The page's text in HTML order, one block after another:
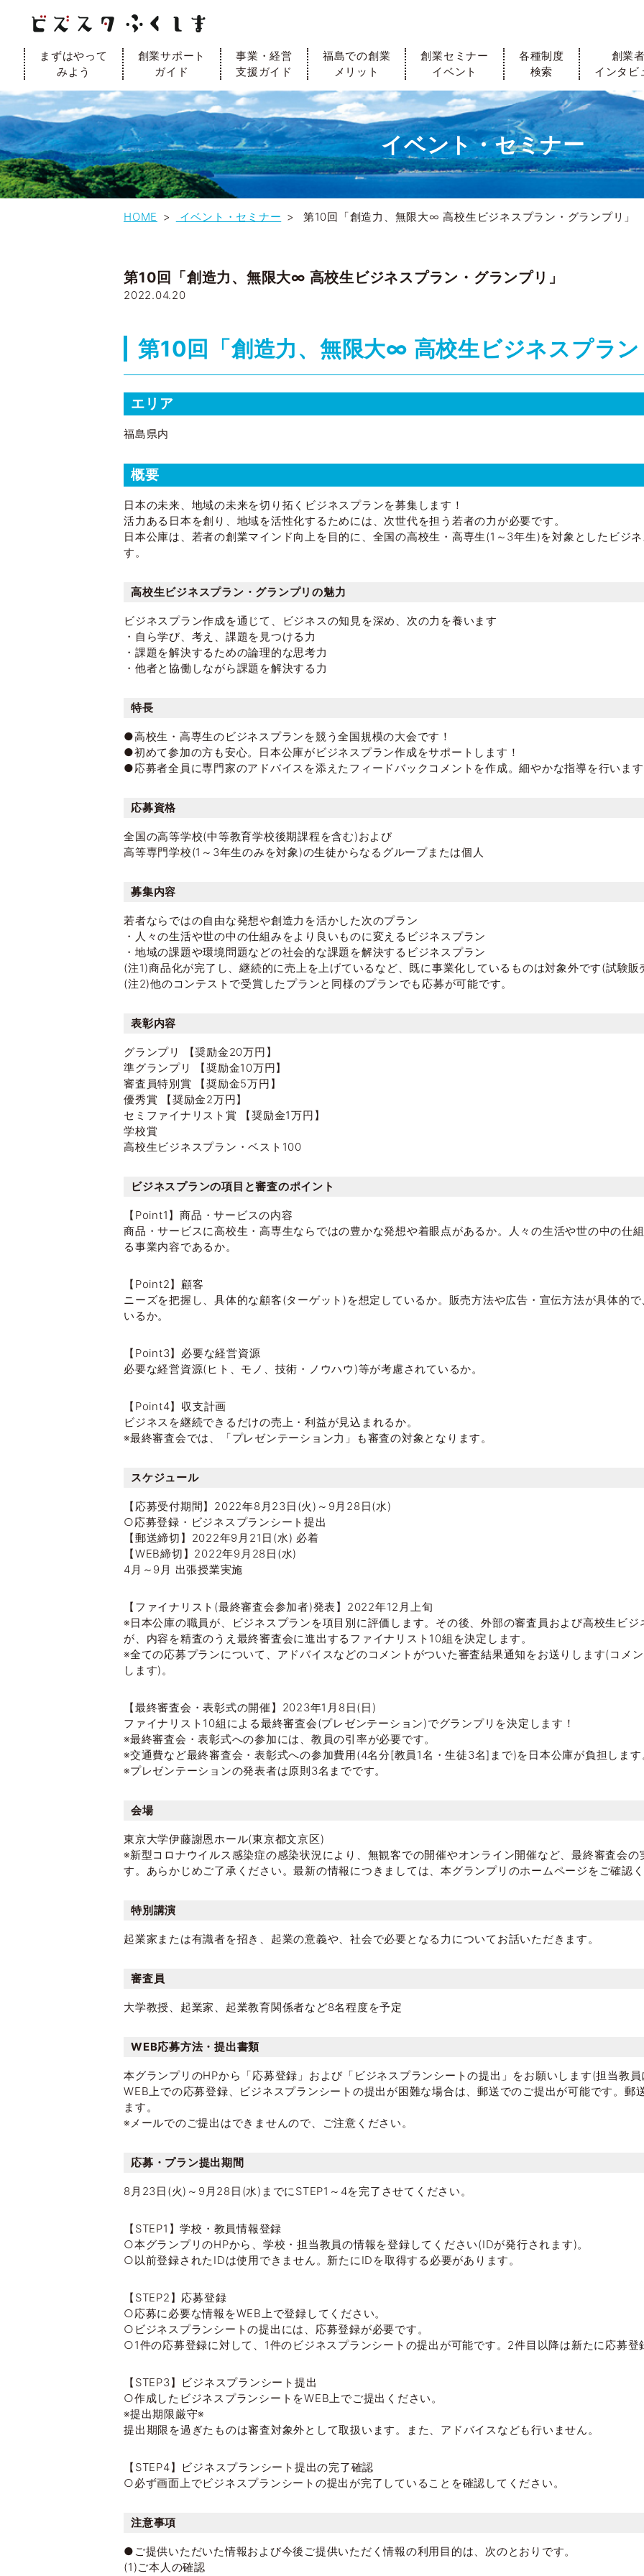
まずはやって
みよう
創業サポート
ガイド
事業・経営
支援ガイド
福島での創業
メリット
創業セミナー
イベント
各種制度
検索
創業
インタビ
イベント・セミナー
HOME イベント・セミナー 第10回「創造力、無限大∞ 高校生ビジネスプラン・グランプリ」
第10回「創造力、無限大∞ 高校生ビジネスプラン・グランプリ」
2022.04.20
第10回「創造力、無限大∞ 高校生ビジネスプラ
エリア
福島県内
概要
日本の未来、地域の未来を切り拓くビジネスプランを募集します！
活力ある日本を創り、地域を活性化するためには、次世代を担う若者の力が必要です。
日本公庫は、若者の創業マインド向上を目的に、全国の高校生・高専生(1～3年生)を対象としたビジ
す。
高校生ビジネスプラン・グランプリの魅力
ビジネスプラン作成を通じて、ビジネスの知見を深め、次の力を養います
・自ら学び、考え、課題を見つける力
・課題を解決するための論理的な思考力
・他者と協働しながら課題を解決する力
特長
●高校生・高専生のビジネスプランを競う全国規模の大会です！
●初めて参加の方も安心。日本公庫がビジネスプラン作成をサポートします！
●応募者全員に専門家のアドバイスを添えたフィードバックコメントを作成。細やかな指導を行いま
応募資格
全国の高等学校(中等教育学校後期課程を含む)および
高等専門学校(1～3年生のみを対象)の生徒からなるグループまたは個人
募集内容
若者ならではの自由な発想や創造力を活かした次のプラン
・人々の生活や世の中の仕組みをより良いものに変えるビジネスプラン
・地域の課題や環境問題などの社会的な課題を解決するビジネスプラン
(注1)商品化が完了し、継続的に売上を上げているなど、既に事業化しているものは対象外です(試験
(注2)他のコンテストで受賞したプランと同様のプランでも応募が可能です。
表彰内容
グランプリ 【奨励金20万円】
準グランプリ 【奨励金10万円】
審査員特別賞 【奨励金5万円】
優秀賞 【奨励金2万円】
セミファイナリスト賞 【奨励金1万円】
学校賞
高校生ビジネスプラン・ベスト100
ビジネスプランの項目と審査のポイント
【Point1】商品・サービスの内容
商品・サービスに高校生・高専生ならではの豊かな発想や着眼点があるか。人々の生活や世の中の仕
る事業内容であるか。
【Point2】顧客
ニーズを把握し、具体的な顧客(ターゲット)を想定しているか。販売方法や広告・宣伝方法が具体的
いるか。
【Point3】必要な経営資源
必要な経営資源(ヒト、モノ、技術・ノウハウ)等が考慮されているか。
【Point4】収支計画
ビジネスを継続できるだけの売上・利益が見込まれるか。
※最終審査会では、「プレゼンテーション力」も審査の対象となります。
スケジュール
【応募受付期間】2022年8月23日(火)～9月28日(水)
○応募登録・ビジネスプランシート提出
【郵送締切】2022年9月21日(水) 必着
【WEB締切】2022年9月28日(水)
4月～9月 出張授業実施
【ファイナリスト(最終審査会参加者)発表】2022年12月上旬
※日本公庫の職員が、ビジネスプランを項目別に評価します。その後、外部の審査員および高校生ビ
が、内容を精査のうえ最終審査会に進出するファイナリスト10組を決定します。
※全ての応募プランについて、アドバイスなどのコメントがついた審査結果通知をお送りします(コメ
します)。
【最終審査会・表彰式の開催】2023年1月8日(日)
ファイナリスト10組による最終審査会(プレゼンテーション)でグランプリを決定します！
※最終審査会・表彰式への参加には、教員の引率が必要です。
※交通費など最終審査会・表彰式への参加費用(4名分[教員1名・生徒3名]まで)を日本公庫が負担します
※プレゼンテーションの発表者は原則3名までです。
会場
東京大学伊藤謝恩ホール(東京都文京区)
※新型コロナウイルス感染症の感染状況により、無観客での開催やオンライン開催など、最終審査会
す。あらかじめご了承ください。最新の情報につきましては、本グランプリのホームページをご確認
特別講演
起業家または有識者を招き、起業の意義や、社会で必要となる力についてお話いただきます。
審査員
大学教授、起業家、起業教育関係者など8名程度を予定
WEB応募方法・提出書類
本グランプリのHPから「応募登録」および「ビジネスプランシートの提出」をお願いします(担当教
WEB上での応募登録、ビジネスプランシートの提出が困難な場合は、郵送でのご提出が可能です。郵
ます。
※メールでのご提出はできませんので、ご注意ください。
応募・プラン提出期間
8月23日(火)～9月28日(水)までにSTEP1～4を完了させてください。
【STEP1】学校・教員情報登録
○本グランプリのHPから、学校・担当教員の情報を登録してください(IDが発行されます)。
○以前登録されたIDは使用できません。新たにIDを取得する必要があります。
【STEP2】応募登録
○応募に必要な情報をWEB上で登録してください。
○ビジネスプランシートの提出には、応募登録が必要です。
○1件の応募登録に対して、1件のビジネスプランシートの提出が可能です。2件目以降は新たに応募登
【STEP3】ビジネスプランシート提出
○作成したビジネスプランシートをWEB上でご提出ください。
※提出期限厳守※
提出期限を過ぎたものは審査対象外として取扱います。また、アドバイスなども行いません。
【STEP4】ビジネスプランシート提出の完了確認
○必ず画面上でビジネスプランシートの提出が完了していることを確認してください。
注意事項
●ご提供いただいた情報および今後ご提供いただく情報の利用目的は、次のとおりです。
(1)ご本人の確認